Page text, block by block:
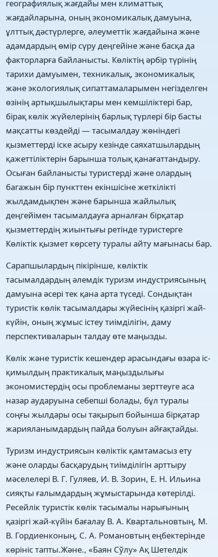
географиялық жағдайы мен климаттық
жағдайларына, оның экономикалық дамуына,
ұлттық дәстүрлерге, әлеуметтік жағдайына және
адамдардың өмір сүру деңгейіне және басқа да
факторларға байланысты. Көліктің әрбір түрінің
тарихи дамуымен, техникалық, экономикалық
және экологиялық сипаттамаларымен негізделген
өзінің артықшылықтары мен кемшіліктері бар,
бірақ көлік жүйелерінің барлық түрлері бір басты
мақсатты көздейді — тасымалдау жөніндегі
қызметтерді іске асыру кезінде саяхатшылардың
қажеттіліктерін барынша толық қанағаттандыру.
Осыған байланысты туристерді және олардың
багажын бір пункттен екіншісіне жеткілікті
жылдамдықпен және барынша жайлылық
деңгейімен тасымалдауға арналған бірқатар
қызметтердің жиынтығы ретінде туристерге
Көліктік қызмет көрсету туралы айту мағынасы бар.
Сарапшылардың пікірінше, көліктік
тасымалдардың әлемдік туризм индустриясының
дамуына әсері тек қана арта түседі. Сондықтан
туристік көлік тасымалдары жүйесінің қазіргі жай-
күйін, оның жұмыс істеу тиімділігін, даму
перспективаларын талдау өте маңызды.
Көлік және туристік кешендер арасындағы өзара іс-
қимылдың практикалық маңыздылығы
экономистердің осы проблеманы зерттеуге аса
назар аударуына себепші болады, бұл туралы
соңғы жылдары осы тақырып бойынша бірқатар
жарияланымдардың пайда болуын айғақтайды.
Туризм индустриясын көліктік қамтамасыз ету
және оларды басқарудың тиімділігін арттыру
мәселелері В. Г. Гуляев, И. В. Зорин, Е. Н. Ильина
сияқты ғалымдардың жұмыстарында көтерілді.
Ресейлік туристік көлік тасымалы нарығының
қазіргі жай-күйін бағалау В. А. Квартальновтың, М.
В. Гордиенконың, С. А. Романовтың еңбектерінде
көрініс тапты.Және., «Баян Сўлу» Ақ Шетелдік